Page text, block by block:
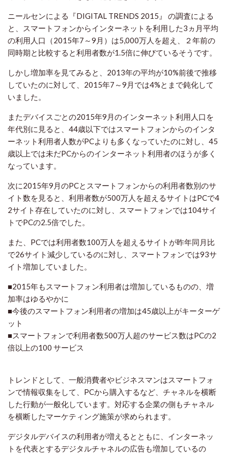
ニールセンによる『DIGITAL TRENDS 2015』 の調査による
と、スマートフォンからインターネットを利用した3ヵ月平均
の利用人口（2015年7～9月）は5,000万人を超え、２年前の
同時期と比較すると利用者数が1.5倍に伸びているそうです。
しかし増加率を見てみると、2013年の平均が10%前後で推移
していたのに対して、2015年7～9月では4%とまで鈍化して
いました。
またデバイスごとの2015年9月のインターネット利用人口を
年代別に見ると、44歳以下ではスマートフォンからのインタ
ーネット利用者人数がPCよりも多くなっていたのに対し、45
歳以上では未だPCからのインターネット利用者のほうが多く
なっています。
次に2015年9月のPCとスマートフォンからの利用者数別のサ
イト数を見ると、利用者数が500万人を超えるサイトはPCで4
2サイト存在していたのに対し、スマートフォンでは104サイ
トでPCの2.5倍でした。
また、PCでは利用者数100万人を超えるサイトが昨年同月比
で26サイト減少しているのに対し、スマートフォンでは93サ
イト増加していました。
■2015年もスマートフォン利用者は増加しているものの、増
加率はゆるやかに
■今後のスマートフォン利用者の増加は45歳以上がキーターゲ
ット
■スマートフォンで利用者数500万人超のサービス数はPCの2
倍以上の100 サービス
トレンドとして、一般消費者やビジネスマンはスマートフォ
ンで情報収集をして、PCから購入するなど、チャネルを横断
した行動が一般化しています。対応する企業の側もチャネル
を横断したマーケティング施策が求められます。
デジタルデバイスの利用者が増えるとともに、インターネッ
トを代表とするデジタルチャネルの広告も増加しているの